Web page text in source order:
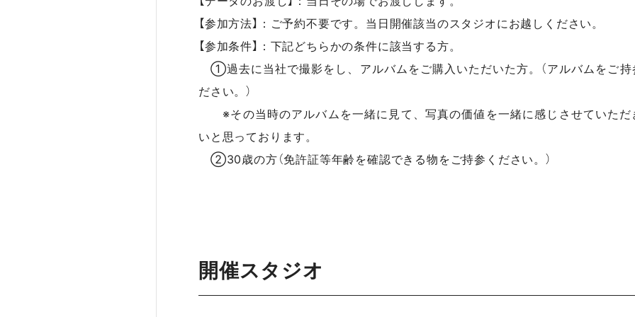
【参加方法】：ご予約不要です。当日開催該当のスタジオにお越しください。
【参加条件】：下記どちらかの条件に該当する方。
①過去に当社で撮影をし、アルバムをご購入いただいた方。（アルバムをご持
ださい。）
※その当時のアルバムを一緒に見て、写真の価値を一緒に感じさせていただ
いと思っております。
②30歳の方（免許証等年齢を確認できる物をご持参ください。）
開催スタジオ